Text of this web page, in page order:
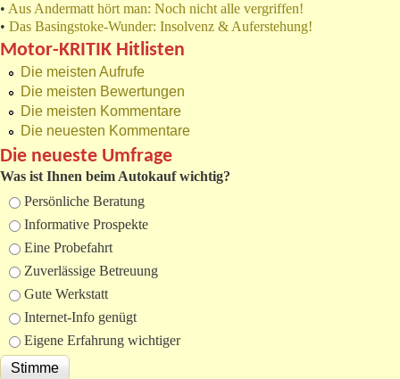
• Aus Andermatt hört man: Noch nicht alle vergriffen!
• Das Basingstoke-Wunder: Insolvenz & Auferstehung!
Motor-KRITIK Hitlisten
Die meisten Aufrufe
Die meisten Bewertungen
Die meisten Kommentare
Die neuesten Kommentare
Die neueste Umfrage
Was ist Ihnen beim Autokauf wichtig?
Auswahlmöglichkeiten
Persönliche Beratung
Informative Prospekte
Eine Probefahrt
Zuverlässige Betreuung
Gute Werkstatt
Internet-Info genügt
Eigene Erfahrung wichtiger